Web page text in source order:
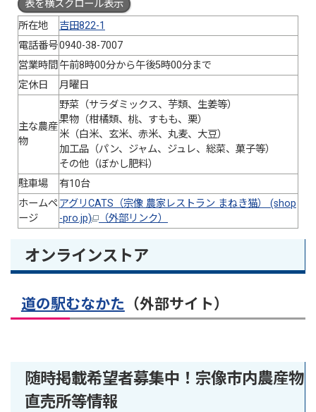
表を横スクロール表示
所在地
吉田822-1
電話番号0940-38-7007
営業時間 午前8時00分から午後5時00分まで
定休日
月曜日
主な農産
物
野菜（サラダミックス、芋類、生姜等）
果物（柑橘類、桃、すもも、栗）
米（白米、玄米、赤米、丸麦、大豆）
加工品（パン、ジャム、ジュレ、総菜、菓子等）
その他（ぼかし肥料）
駐車場
有10台
ホームペ
ージ
アグリCATS（宗像 農家レストラン まねき猫） (shop
-pro.jp)
（外部リンク）
オンラインストア
道の駅むなかた （外部サイト）
随時掲載希望者募集中！宗像市内農産物
直売所等情報